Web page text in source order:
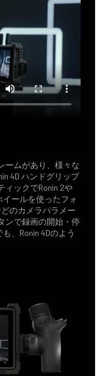
ームがあり、様々な
4D ハンドグリップ
ィックでRonin 2や
イールを使ったフォ
のカメラパラメー
ンで録画の開始・停
、Ronin 4Dのよう